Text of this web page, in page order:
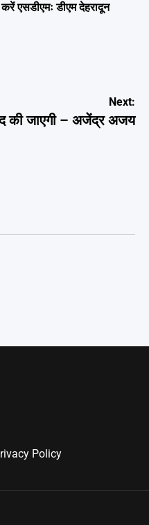
एसडीएमः डीएम देहरादून
Next:
की जाएगी – अजेंद्र अजय
Policy